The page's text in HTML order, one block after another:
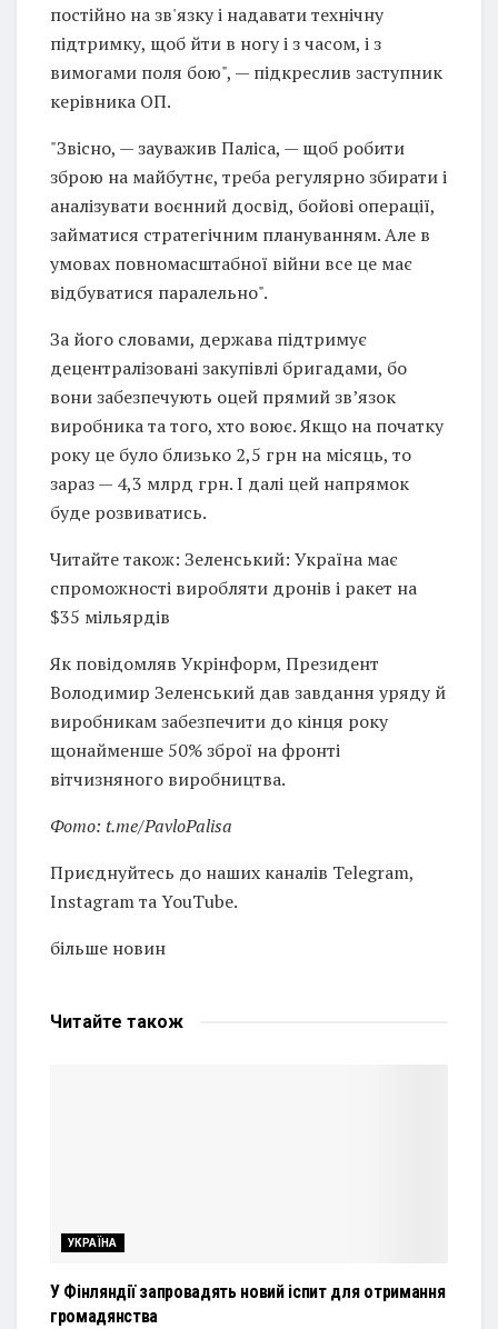
постійно на зв'язку і надавати технічну
підтримку, щоб йти в ногу і з часом, і з
вимогами поля бою", — підкреслив заступник
керівника ОП.
"Звісно, — зауважив Паліса, — щоб робити
зброю на майбутнє, треба регулярно збирати і
аналізувати воєнний досвід, бойові операції,
займатися стратегічним плануванням. Але в
умовах повномасштабної війни все це має
відбуватися паралельно".
За його словами, держава підтримує
децентралізовані закупівлі бригадами, бо
вони забезпечують оцей прямий звʼязок
виробника та того, хто воює. Якщо на початку
року це було близько 2,5 грн на місяць, то
зараз — 4,3 млрд грн. І далі цей напрямок
буде розвиватись.
Читайте також: Зеленський: Україна має
спроможності виробляти дронів і ракет на
$35 мільярдів
Як повідомляв Укрінформ, Президент
Володимир Зеленський дав завдання уряду й
виробникам забезпечити до кінця року
щонайменше 50% зброї на фронті
вітчизняного виробництва.
Фото: t.me/PavloPalisa
Приєднуйтесь до наших каналів Telegram,
Instagram та YouTube.
більше новин
Читайте також
УКРАЇНА
У Фінляндії запровадять новий іспит для отримання
громадянства